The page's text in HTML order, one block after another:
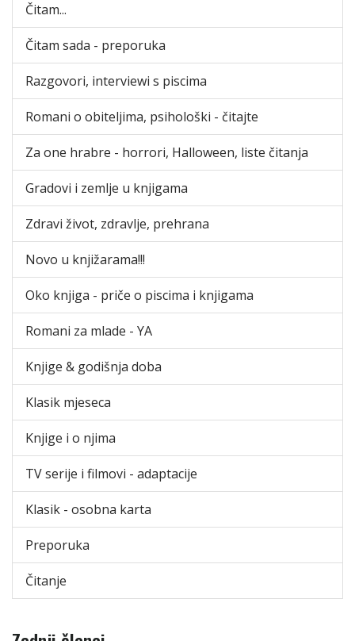
Čitam...
Čitam sada - preporuka
Razgovori, interviewi s piscima
Romani o obiteljima, psihološki - čitajte
Za one hrabre - horrori, Halloween, liste čitanja
Gradovi i zemlje u knjigama
Zdravi život, zdravlje, prehrana
Novo u knjižarama!!!
Oko knjiga - priče o piscima i knjigama
Romani za mlade - YA
Knjige & godišnja doba
Klasik mjeseca
Knjige i o njima
TV serije i filmovi - adaptacije
Klasik - osobna karta
Preporuka
Čitanje